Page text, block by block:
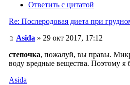
Ответить с цитатой
Re: Послеродовая диета при
Asida » 29 окт 2017, 17:12
степочка, пожалуй, вы правы.
воду вредные вещества. Поэтому я
Asida